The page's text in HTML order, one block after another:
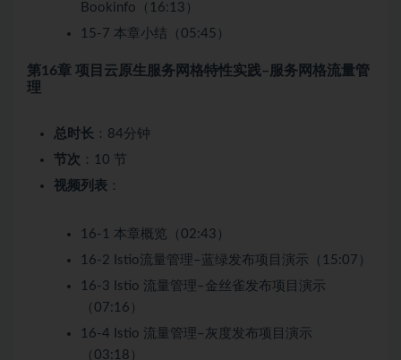
Bookinfo（16:13）
15-7 本章小结（05:45）
第16章 项目云原生服务网格特性实践–服务网格流量管
理
总时长 ：84分钟
节次 ：10 节
视频列表 ：
16-1 本章概览（02:43）
16-2 Istio流量管理–蓝绿发布项目演示（15:07）
16-3 Istio 流量管理–金丝雀发布项目演示
（07:16）
16-4 Istio 流量管理–灰度发布项目演示
（03:18）